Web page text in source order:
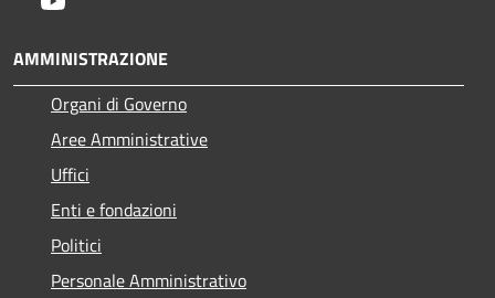
AMMINISTRAZIONE
Organi di Governo
Aree Amministrative
Uffici
Enti e fondazioni
Politici
Personale Amministrativo